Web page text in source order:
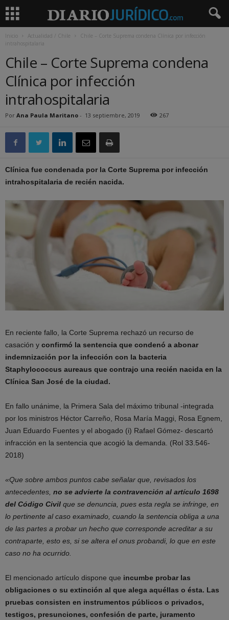
Inicio Actualidad / Chile
Chile – Corte Suprema condena Clínica por infección
intrahospitalaria
Chile – Corte Suprema condena
Clínica por infección
intrahospitalaria
Por Ana Paula Maritano - 13 septiembre, 2019 267
Clínica fue condenada por la Corte Suprema por infección
intrahospitalaria de recién nacida.
En reciente fallo, la Corte Suprema rechazó un recurso de
casación y confirmó la sentencia que condenó a abonar
indemnización por la infección con la bacteria
Staphylococcus aureaus que contrajo una recién nacida en la
Clínica San José de la ciudad.
En fallo unánime, la Primera Sala del máximo tribunal -integrada
por los ministros Héctor Carreño, Rosa María Maggi, Rosa Egnem,
Juan Eduardo Fuentes y el abogado (i) Rafael Gómez- descartó
infracción en la sentencia que acogió la demanda. (Rol 33.546-
2018)
«Que sobre ambos puntos cabe señalar que, revisados los
antecedentes, no se advierte la contravención al artículo 1698
del Código Civil que se denuncia, pues esta regla se infringe, en
lo pertinente al caso examinado, cuando la sentencia obliga a una
de las partes a probar un hecho que corresponde acreditar a su
contraparte, esto es, si se altera el onus probandi, lo que en este
caso no ha ocurrido.
El mencionado artículo dispone que incumbe probar las
obligaciones o su extinción al que alega aquéllas o ésta. Las
pruebas consisten en instrumentos públicos o privados,
testigos, presunciones, confesión de parte, juramento